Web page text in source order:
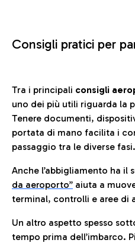
Consigli pratici per
Tra i principali consigli
uno dei più utili riguarda la
Tenere documenti,
portata di mano facilita i
passaggio tra le diverse fasi.
Anche l’abbigliamento ha il
da aeroporto” aiuta a
terminal, controlli e aree di
Un altro aspetto spesso
tempo prima dell’imbarco.